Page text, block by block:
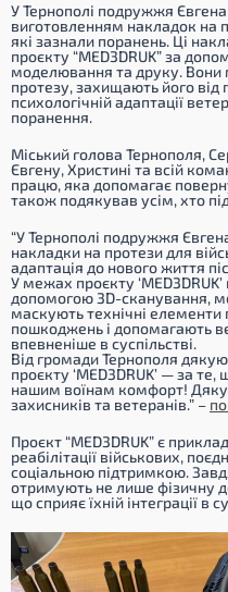
У Тернополі подружжя
виготовленням накладок на
які зазнали поранень. Ці
проєкту “MED3DRUK” за
моделювання та друку. Вони
протезу, захищають його
психологічній адаптації
поранення.
Міський голова Тернополя,
Євгену, Христині та всій
працю, яка допомагає
також подякував усім, хто
“У Тернополі подружжя
накладки на протези для
адаптація до нового життя
У межах проєкту
допомогою 3D-сканування,
маскують технічні елементи
пошкоджень і допомагають
впевненіше в суспільстві.
Від громади Тернополя
проєкту ‘MED3DRUK’ — за
нашим воїнам комфорт!
захисників та ветеранів.” –
Проєкт “MED3DRUK” є
реабілітації військових,
соціальною підтримкою.
отримують не лише фізичну
що сприяє їхній інтеграції в